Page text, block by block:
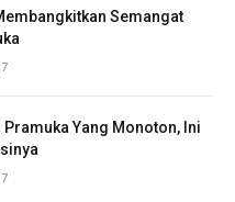
Semangat
Pramuka Yang Monoton, Ini